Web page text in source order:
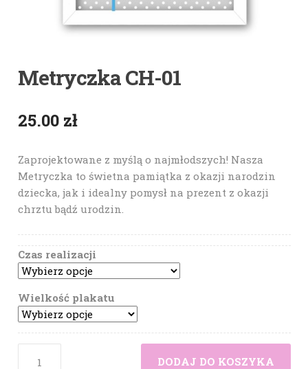
Metryczka CH-01
25.00 zł
Zaprojektowane z myślą o najmłodszych! Nasza
Metryczka to świetna pamiątka z okazji narodzin
dziecka, jak i idealny pomysł na prezent z okazji
chrztu bądź urodzin.
Czas realizacji
Wielkość plakatu
DODAJ DO KOSZYKA